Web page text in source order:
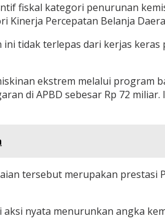
fiskal kategori penurunan
Percepatan Belanja
tidak terlepas dari kerjas keras
ekstrem melalui program
di APBD sebesar Rp 72 miliar.
tersebut merupakan prestasi
nyata menurunkan angka